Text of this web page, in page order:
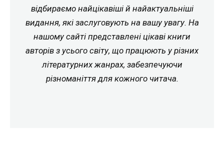
відбираємо найцікавіші й найактуальніші
видання, які заслуговують на вашу увагу. На
нашому сайті представлені цікаві книги
авторів з усього світу, що працюють у різних
літературних жанрах, забезпечуючи
різноманіття для кожного читача.